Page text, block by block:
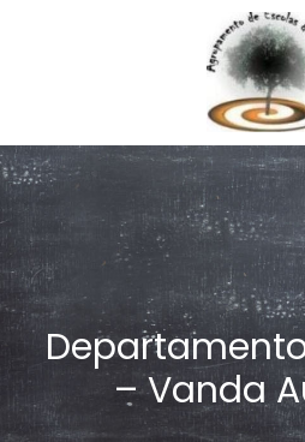
– Vanda